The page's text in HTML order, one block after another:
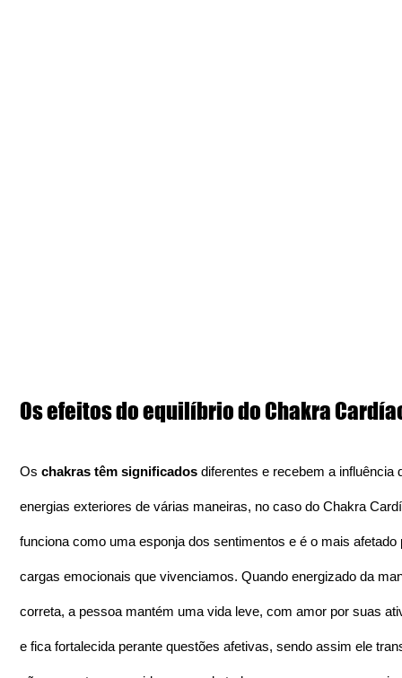
Os efeitos do equilíbrio do Chakra
Os chakras têm significados diferentes e recebem a influência
energias exteriores de várias maneiras, no caso do Chakra
funciona como uma esponja dos sentimentos e é o mais
cargas emocionais que vivenciamos. Quando energizado da
correta, a pessoa mantém uma vida leve, com amor por suas
e fica fortalecida perante questões afetivas, sendo assim ele